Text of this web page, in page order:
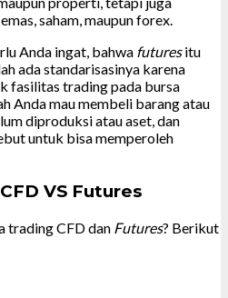
saham, maupun forex.
Anda ingat, bahwa futuresitu
ada standarisasinya karena
fasilitas trading pada bursa
Anda mau membeli barang atau
diproduksi atau aset, dan
untuk bisa memperoleh
VS Futures
trading CFD dan Futures? Berikut